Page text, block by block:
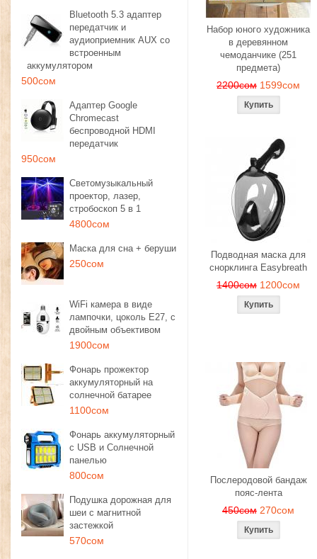
Bluetooth 5.3 адаптер
передатчик и
аудиоприемник AUX со
встроенным
аккумулятором
500сом
Адаптер Google
Chromecast
беспроводной HDMI
передатчик
950сом
Светомузыкальный
проектор, лазер,
стробоскоп 5 в 1
4800сом
Маска для сна + беруши
250сом
WiFi камера в виде
лампочки, цоколь E27, с
двойным объективом
1900сом
Фонарь прожектор
аккумуляторный на
солнечной батарее
1100сом
Фонарь аккумуляторный
с USB и Солнечной
панелью
800сом
Подушка дорожная для
шеи с магнитной
застежкой
570сом
Набор юного художника
в деревянном
чемоданчике (251
предмета)
2200сом 1599сом
Подводная маска для
снорклинга Easybreath
1400сом 1200сом
Послеродовой бандаж
пояс-лента
450сом 270сом